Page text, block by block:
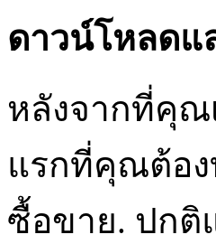
ดาวน์โหลดแ
หลังจากที่คุณ
แรกที่คุณต้อ
ซื้อขาย. ปกติ